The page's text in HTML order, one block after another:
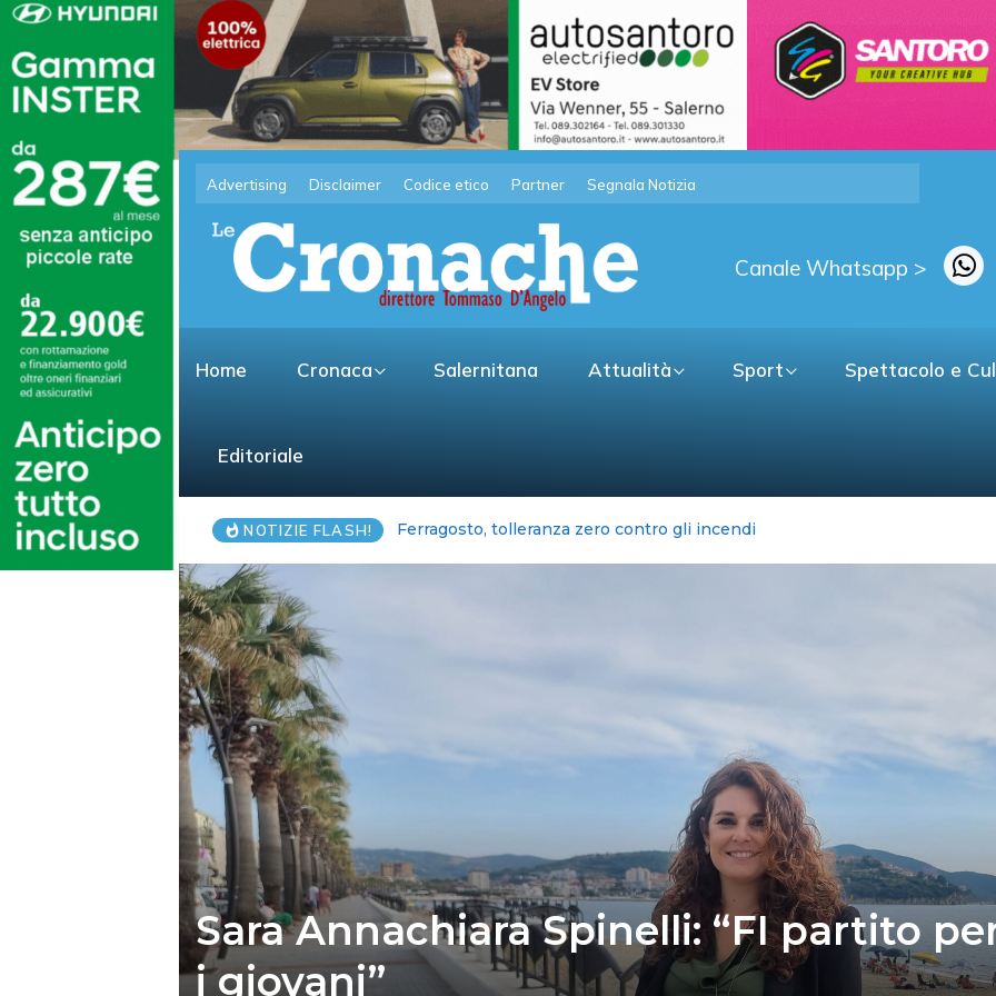
Advertising Disclaimer Codice etico Partner Segnala Notizia
Canale Whatsapp >
Home Cronaca Salernitana Attualità Sport Spettacolo e
Editoriale
NOTIZIE FLASH! Grillo certifica il fallimento del Movimento 5 Stelle
Sara Annachiara Spinelli: “FI partito
i giovani”